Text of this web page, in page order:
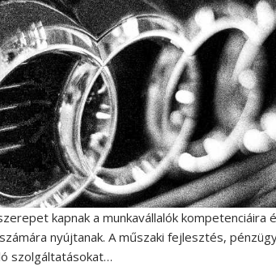
kapnak a munkavállalók
nyújtanak. A műszaki fejlesztés,
szolgáltatásokat…